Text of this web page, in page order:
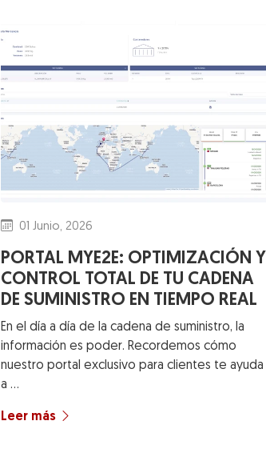
01 Junio, 2026
PORTAL MYE2E: OPTIMIZACIÓN Y
CONTROL TOTAL DE TU CADENA
DE SUMINISTRO EN TIEMPO REAL
En el día a día de la cadena de suministro, la
información es poder. Recordemos cómo
nuestro portal exclusivo para clientes te ayuda
a …
Leer más